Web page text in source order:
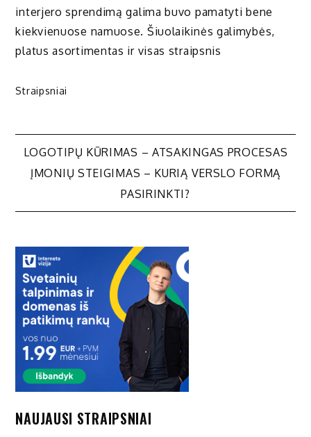
interjero sprendimą galima buvo pamatyti bene
kiekvienuose namuose. Šiuolaikinės galimybės,
platus asortimentas ir visas straipsnis
Straipsniai
Navigacija
įrašų
LOGOTIPŲ KŪRIMAS – ATSAKINGAS PROCESAS
ĮMONIŲ STEIGIMAS – KURIĄ VERSLO FORMĄ
PASIRINKTI?
NAUJAUSI STRAIPSNIAI